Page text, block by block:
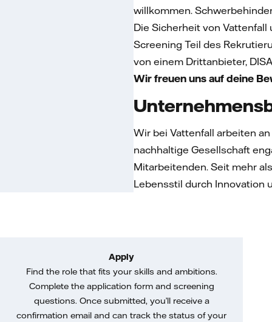
willkommen.
Die Sicherheit von
Screening Teil des
von einem Drittanbieter,
Wir freuen uns auf deine
Wir bei Vattenfall arbeiten
nachhaltige Gesellschaft
Mitarbeitenden. Seit mehr
Lebensstil durch Innovation
Apply
Find the role that fits your skills and ambitions.
Complete the application form and screening
questions. Once submitted, you’ll receive a
confirmation email and can track the status of your